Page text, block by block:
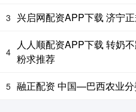
3 兴启网配资APP下载 济宁
4
人人顺配资APP下载 转奶
粉求推荐
5 融正配资 中国—巴西农业